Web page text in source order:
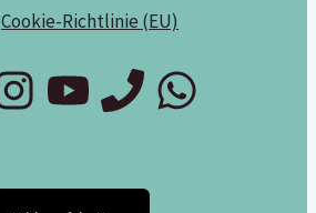
Cookie-Richtlinie (EU)